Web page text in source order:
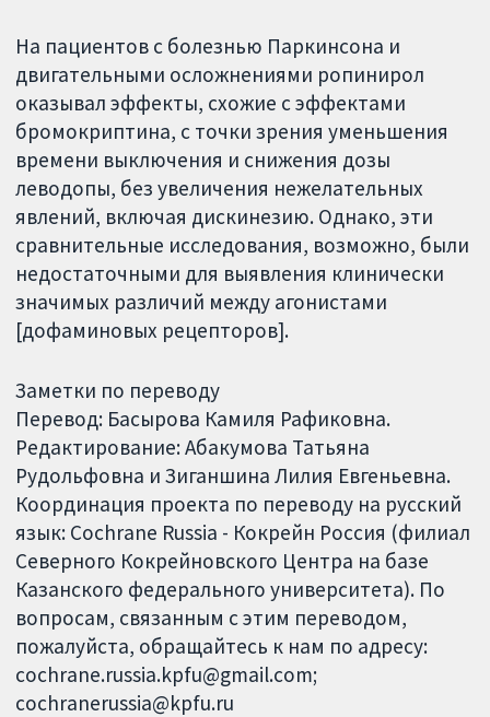
На пациентов с болезнью Паркинсона и
двигательными осложнениями ропинирол
оказывал эффекты, схожие с эффектами
бромокриптина, с точки зрения уменьшения
времени выключения и снижения дозы
леводопы, без увеличения нежелательных
явлений, включая дискинезию. Однако, эти
сравнительные исследования, возможно, были
недостаточными для выявления клинически
значимых различий между агонистами
[дофаминовых рецепторов].
Заметки по переводу
Перевод: Басырова Камиля Рафиковна.
Редактирование: Абакумова Татьяна
Рудольфовна и Зиганшина Лилия Евгеньевна.
Координация проекта по переводу на русский
язык: Cochrane Russia - Кокрейн Россия (филиал
Северного Кокрейновского Центра на базе
Казанского федерального университета). По
вопросам, связанным с этим переводом,
пожалуйста, обращайтесь к нам по адресу:
cochrane.russia.kpfu@gmail.com;
cochranerussia@kpfu.ru